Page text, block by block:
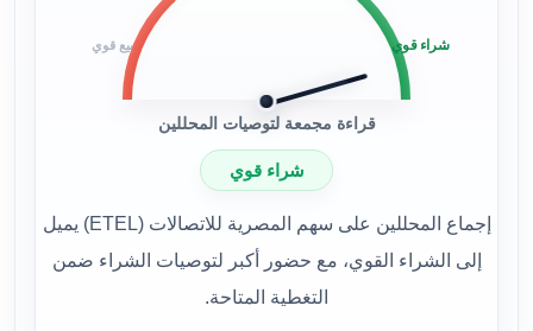
بيع قوي شراء قوي
قراءة مجمعة لتوصيات المحللين
شراء قوي
إجماع المحللين على سهم المصرية للاتصالات (ETEL) يميل
إلى الشراء القوي، مع حضور أكبر لتوصيات الشراء ضمن
التغطية المتاحة.